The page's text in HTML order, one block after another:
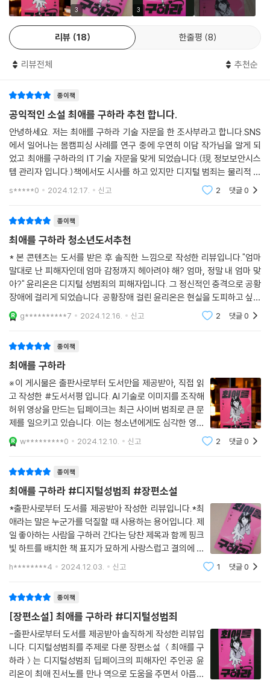
읽고 이어서 읽는다면 리온의 심정에 더욱 몰입하게 된다. 또한 이 사회가
피해자에게 얼마나 가혹한지 느끼게 된다. 전 국민의 공분을 샀던 사건이
라 할지라도 사람들은 사건의 자극적인 면과 가해자가 받는 처벌에 주목하
내는지 궁금하다’고 한 독자의 리뷰에서 시작되었다. 그러므로 이 소설은
한 피해 생존자 청소년의 회복에 대한 열렬한 응원이자, 지금도 일어나고
있는 청소년을 향한 범죄에 대한 고발과 기록이자, 부디 더 많은 피해자가
나오지 않기를 바라는 소망이다. 또한 우리 모두 외면하지 말고 힘겨워하
는 아이들에게 손을 내밀자는 저자의 제안이다.
3 3
리뷰 18 한줄평 8
리뷰전체 추천순
종이책
공익적인 소설 최애를 구하라 추천 합니다.
안녕하세요. 저는 최애를 구하라 기술 자문을 한 조사부라고 합니다.SNS
에서 일어나는 몸캠피싱 사례를 연구 중에 우연히 이담 작가님을 알게 되
었고 최애를 구하라의 IT 기술 자문을 맞게 되었습니다.(現 정보보안시스
템 관리자 입니다.)책에서도 시사를 하고 있지만 디지털 범죄는 물리적 범
죄와 다르게 범죄자를 추적하기가 정말 힘듭니다.범죄자 한국에 있더라도
s*****0 2024.12.17. 신고 2 댓글0
종이책
최애를 구하라 청소년도서추천
* 본 콘텐츠는 도서를 받은 후 솔직한 느낌으로 작성한 리뷰입니다."엄마
말대로 난 피해자인데 엄마 감정까지 헤아려야 해? 엄마, 정말 내 엄마 맞
아?" 윤리온은 디지털 성범죄의 피해자입니다. 그 정신적인 충격으로 공황
장애에 걸리게 되었습니다. 공황장애 걸린 윤리온은 현실을 도피하고 싶어
했습니다. 그녀는 현실이 아닌 메타버스 유피토에 더 깊이 빠져들어갔습니
다. 유피토는 인
g**********7 2024.12.16. 신고 2 댓글0
종이책
최애를 구하라
※이 게시물은 출판사로부터 도서만을 제공받아, 직접 읽
고 작성한 #도서서평 입니다. AI 기술로 이미지를 조작해
허위 영상을 만드는 딥페이크는 최근 사이버 범죄로 큰 문
제를 일으키고 있습니다. 이는 청소년에게도 심각한 영향
을 미칩니다. 또한 디지털 성범죄 피해는 사법적 해결로
끝나지 않으며, 심리적 후유증과 사회적 고립 속에서 생존
w*********0 2024.12.10. 신고 2 댓글0
종이책
최애를 구하라 #디지털성범죄 #장편소설
*출판사로부터 도서를 제공받아 작성한 리뷰입니다.*최
애라는 말은 누군가를 덕질할 때 사용하는 용어입니다. 제
일 좋아하는 사람을 구하러 간다는 당찬 제목과 함께 핑크
빛 하트를 배치한 책 표지가 묘하게 사랑스럽고 결의에 찬
모습으로 다가왔습니다. 이 책을 읽기 전까지는 디지털성
h********4 2024.12.03. 신고 1 댓글0
종이책
[장편소설] 최애를 구하라 #디지털성범죄
-출판사로부터 도서를 제공받아 솔직하게 작성한 리뷰입
니다. 디지털성범죄를 주제로 다룬 장편소설 ＜최애를 구
하라＞는 디지털성범죄 딥페이크의 피해자인 주인공 윤
리온이 최애 진서노를 만나 역으로 도움을 주면서 아픔을